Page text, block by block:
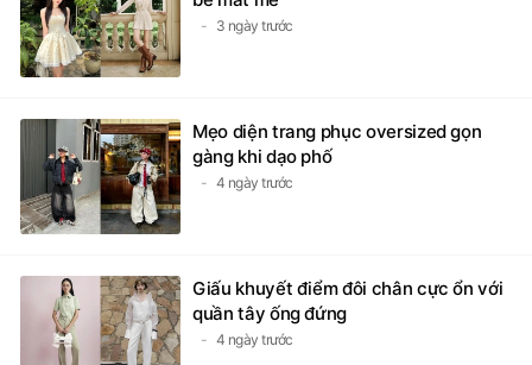
3 ngày trước
Mẹo diện trang phục oversized gọn
gàng khi dạo phố
4 ngày trước
Giấu khuyết điểm đôi chân cực ổn với
quần tây ống đứng
4 ngày trước